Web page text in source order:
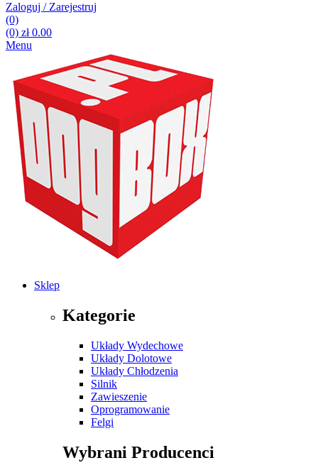
Zaloguj / Zarejestruj
(0)
(0) zł0.00
Menu
Sklep
Kategorie
Układy Wydechowe
Układy Dolotowe
Układy Chłodzenia
Silnik
Zawieszenie
Oprogramowanie
Felgi
Wybrani Producenci